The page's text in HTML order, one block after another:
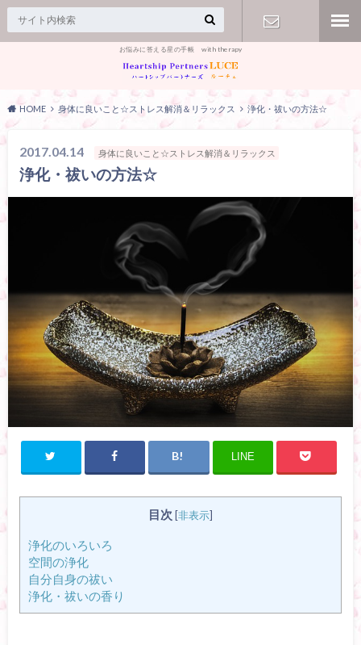
お悩みに答える星の手帳 with therapy
せ】
HOME 身体に良いこと☆ストレス解消＆リラックス 浄化・祓いの方法☆
2017.04.14 身体に良いこと☆ストレス解消＆リラックス
浄化・祓いの方法☆
LINE
目次 [非表示]
浄化のいろいろ
空間の浄化
自分自身の祓い
浄化・祓いの香り